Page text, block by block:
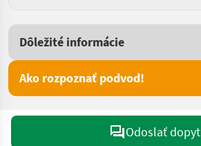
Dôležité informácie
Ako rozpoznať podvod!
Odoslať dopyt